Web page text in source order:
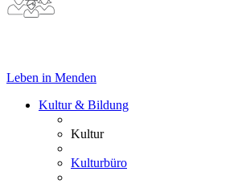
Leben in Menden
Kultur & Bildung
Kultur
Kulturbüro